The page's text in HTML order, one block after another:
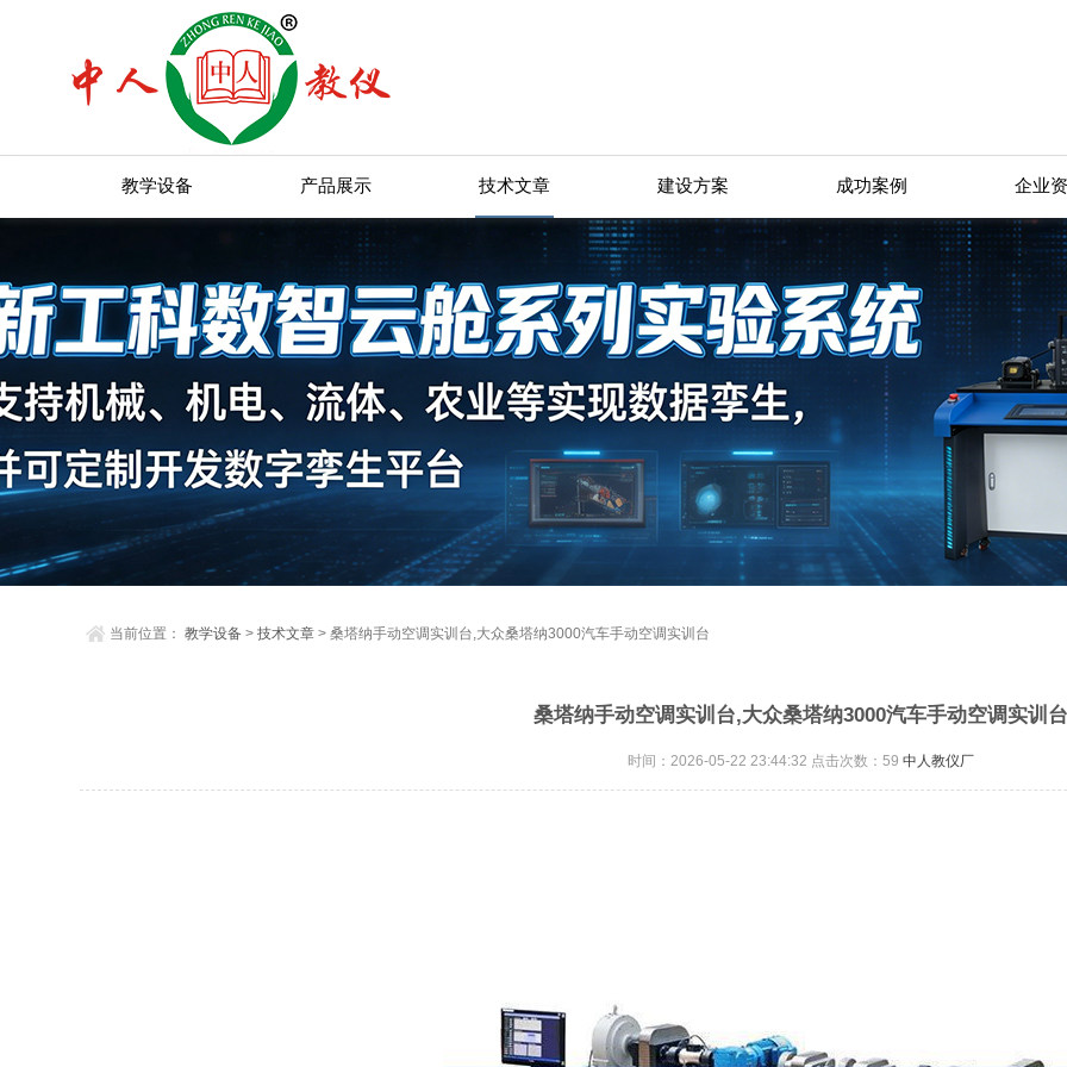
教学设备 产品展示 技术文章 建设方案 成功案例 企业
当前位置：教学设备 >技术文章 > 桑塔纳手动空调实训台,大众桑塔纳3000汽车手动空调实训台
桑塔纳手动空调实训台,大众桑塔纳3000汽车手动空调实训台
时间：2026-05-22 23:44:32 点击次数： 59 中人教仪厂